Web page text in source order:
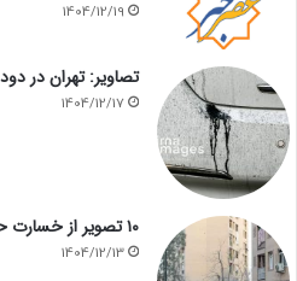
1404/12/19
تصاویر: تهران در دود
1404/12/17
۱۰ تصویر از خسارت حمله هوایی به خیابان‌های تهران
1404/12/13